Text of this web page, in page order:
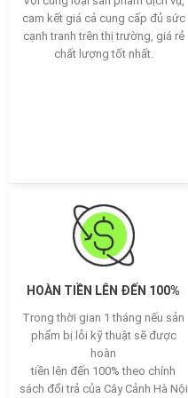
cam kết giá cả cung cấp đủ sức
cạnh tranh trên thị trường, giá rẻ
chất lượng tốt nhất.
HOÀN TIỀN LÊN ĐẾN 100%
Trong thời gian 1 tháng nếu sản
phẩm bị lỗi kỹ thuật sẽ được
hoàn
tiền lên đến 100% theo chính
sách đổi trả của Cây Cảnh Hà Nội